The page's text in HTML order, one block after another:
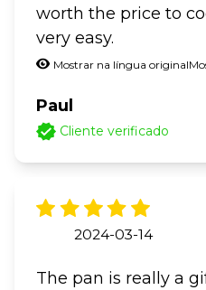
worth the price to
very easy.
Mostrar na língua original
Paul
Cliente verificado
2024-03-14
The pan is really a